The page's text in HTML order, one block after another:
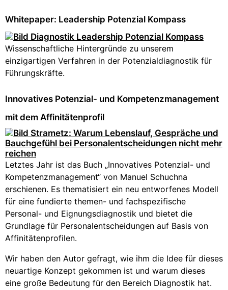
Whitepaper: Leadership Potenzial Kompass
Wissenschaftliche Hintergründe zu unserem
einzigartigen Verfahren in der Potenzialdiagnostik für
Führungskräfte.
Innovatives Potenzial- und Kompetenzmanagement
mit dem Affinitätenprofil
Letztes Jahr ist das Buch „Innovatives Potenzial- und
Kompetenzmanagement“ von Manuel Schuchna
erschienen. Es thematisiert ein neu entworfenes Modell
für eine fundierte themen- und fachspezifische
Personal- und Eignungsdiagnostik und bietet die
Grundlage für Personalentscheidungen auf Basis von
Affinitätenprofilen.
Wir haben den Autor gefragt, wie ihm die Idee für dieses
neuartige Konzept gekommen ist und warum dieses
eine große Bedeutung für den Bereich Diagnostik hat.